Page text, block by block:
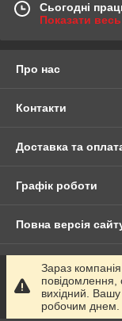
Сьогодні
Показати
Про нас
Контакти
Доставка та
Графік роботи
Повна версія
Сайт створено на
Політика
Зараз
повідомлення,
вихідний.
робочим днем.